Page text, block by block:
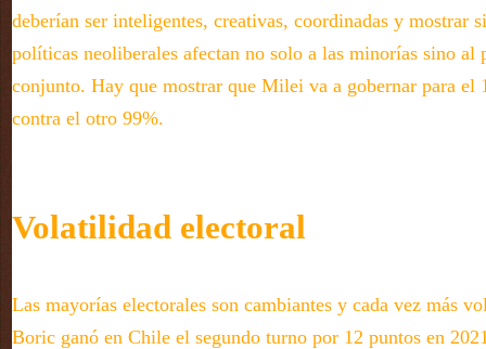
deberían ser inteligentes, creativas, coordinadas y mostrar
políticas neoliberales afectan no solo a las minorías sino al
conjunto. Hay que mostrar que Milei va a gobernar para el
contra el otro 99%.
Volatilidad electoral
Las mayorías electorales son cambiantes y cada vez más
Boric ganó en Chile el segundo turno por 12 puntos en